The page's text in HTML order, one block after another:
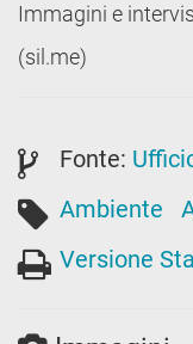
Immagini e
(sil.me)
Fonte:
Ambiente
Versione